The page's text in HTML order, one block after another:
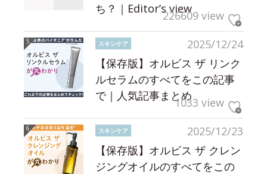
ち？｜Editor’s view226609 view
2025/12/24
スキンケア
【保存版】オルビス ザ リンク
ルセラムのすべてをこの記事
で｜人気記事まとめ1033 view
2025/12/23
スキンケア
【保存版】オルビス ザ クレン
ジングオイルのすべてをこの